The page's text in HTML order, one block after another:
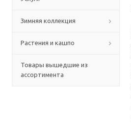
Зимняя коллекция
Растения и кашпо
Товары вышедшие из
ассортимента